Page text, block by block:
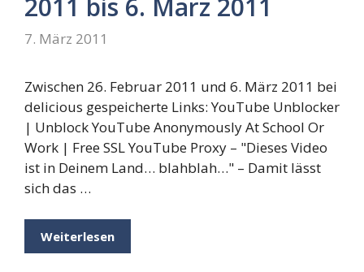
2011 bis 6. März 2011
7. März 2011
Zwischen 26. Februar 2011 und 6. März 2011 bei
delicious gespeicherte Links: YouTube Unblocker
| Unblock YouTube Anonymously At School Or
Work | Free SSL YouTube Proxy – "Dieses Video
ist in Deinem Land… blahblah…" – Damit lässt
sich das …
Weiterlesen